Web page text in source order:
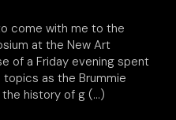
come with me to the
at the New Art
of a Friday evening spent
as the Brummie
the history of g